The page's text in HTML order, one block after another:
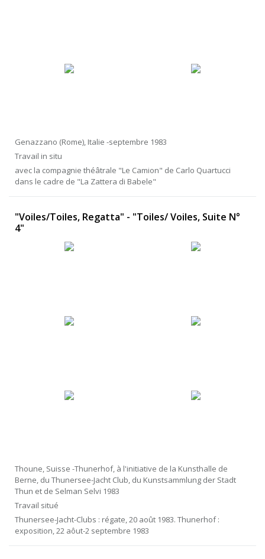
Genazzano (Rome), Italie -septembre 1983
Travail in situ
avec la compagnie théâtrale "Le Camion" de Carlo Quartucci
dans le cadre de "La Zattera di Babele"
"Voiles/Toiles, Regatta" - "Toiles/ Voiles, Suite N°
4"
Thoune, Suisse -Thunerhof, à l'initiative de la Kunsthalle de
Berne, du Thunersee-Jacht Club, du Kunstsammlung der Stadt
Thun et de Selman Selvi 1983
Travail situé
Thunersee-Jacht-Clubs : régate, 20 août 1983. Thunerhof :
exposition, 22 aôut-2 septembre 1983